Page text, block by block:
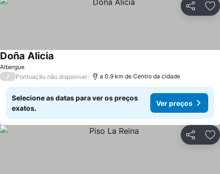
Partilhar
Albergue
Doña Alicia
/ Pontuação não disponível a 0.9 km de Centro da cidade
Selecione as datas para ver os preços
exatos.
Ver preços
Partilhar